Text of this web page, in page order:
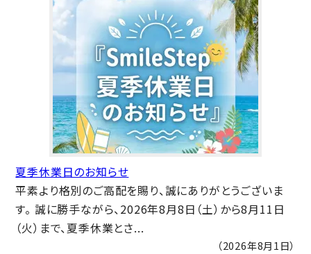
夏季休業日のお知らせ
平素より格別のご高配を賜り、誠にありがとうございま
す。 誠に勝手ながら、2026年8月8日（土）から8月11日
（火）まで、夏季休業とさ...
（2026年8月1日）